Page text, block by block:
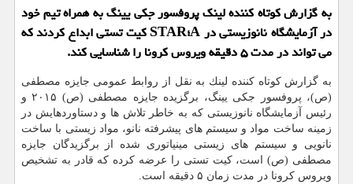
به گزارش كوتاه كننده لینك پروفسور جكی یینگ به همراه تیم خود
در آزمایشگاه نانوزیستی در A؛STAR كیت تستی ابداع كردند كه
می تواند در مدت ۵ دقیقه ویروس كرونا را شناسایی كند.
به گزارش كوتاه كننده لینك به نقل از روابط عمومی جایزه مصطفی
(ص)، پروفسور جكی یینگ، برگزیده جایزه مصطفی (ص) ۲۰۱۵ و
رئیس آزمایشگاه نانوزیستی كه به خاطر تلاش ها و دستاوردهایش در
زمینه ساخت مواد و سیستم های پیشرفته نانو، مواد زیستی با ساخت
نانویی و سیستم های زیستی مینیاتوری شده از برگزیدگان جایزه
مصطفی (ص) است، كیت تستی را عرضه كرده كه قادر به تشخیص
ویروس كرونا در مدت زمان ۵ دقیقه است.